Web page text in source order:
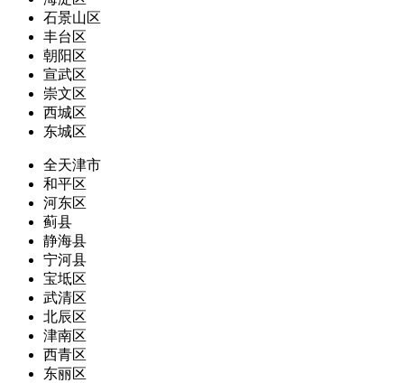
石景山区
丰台区
朝阳区
宣武区
崇文区
西城区
东城区
全天津市
和平区
河东区
蓟县
静海县
宁河县
宝坻区
武清区
北辰区
津南区
西青区
东丽区